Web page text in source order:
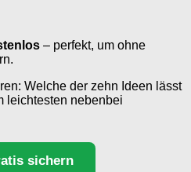
– perfekt, um ohne
Welche der zehn Ideen lässt
leichtesten nebenbei
sichern